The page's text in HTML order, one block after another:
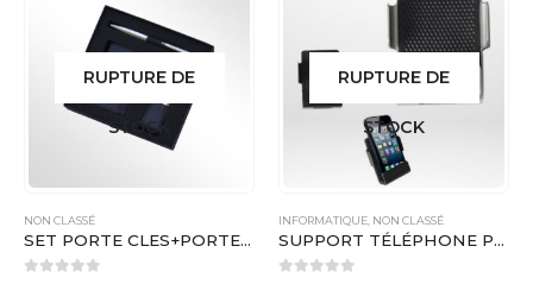
RUPTURE DE
STOCK
NON CLASSÉ
SET PORTE CLES+PORTE CARTE VISITE+STYLO ( 03 C ) – NQ0332
RUPTURE DE
STOCK
INFORMATIQUE NON CLASSÉ
SUPPORT TÉLÉPHONE PORTABLE 2125